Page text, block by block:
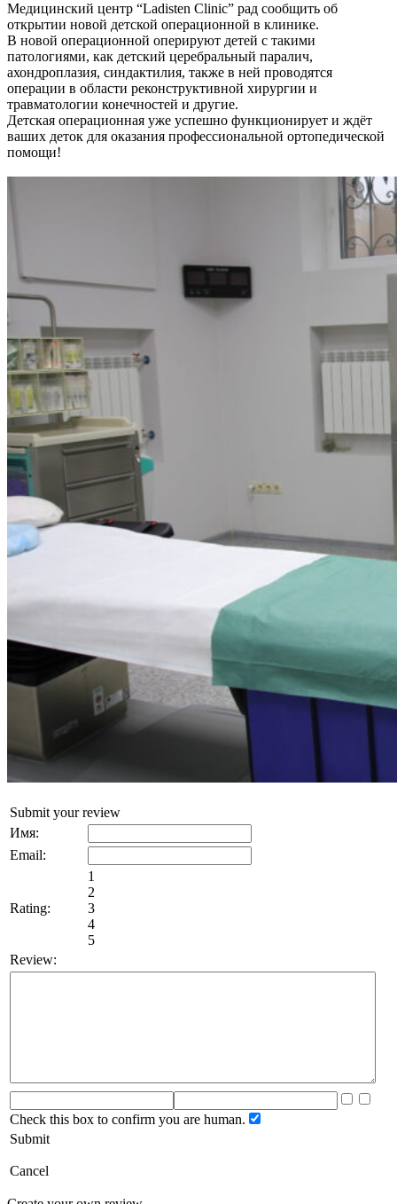
Медицинский центр “Ladisten Clinic” рад сообщить об
открытии новой детской операционной в клинике.
В новой операционной оперируют детей с такими
патологиями, как детский церебральный паралич,
ахондроплазия, синдактилия, также в ней проводятся
операции в области реконструктивной хирургии и
травматологии конечностей и другие.
Детская операционная уже успешно функционирует и ждёт
ваших деток для оказания профессиональной ортопедической
помощи!
Submit your review
Имя:
Email:
Rating:
1
2
3
4
5
Review:
Check this box to confirm you are human.
Submit
Cancel